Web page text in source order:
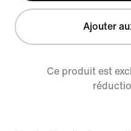
Ajouter
Ce produit est